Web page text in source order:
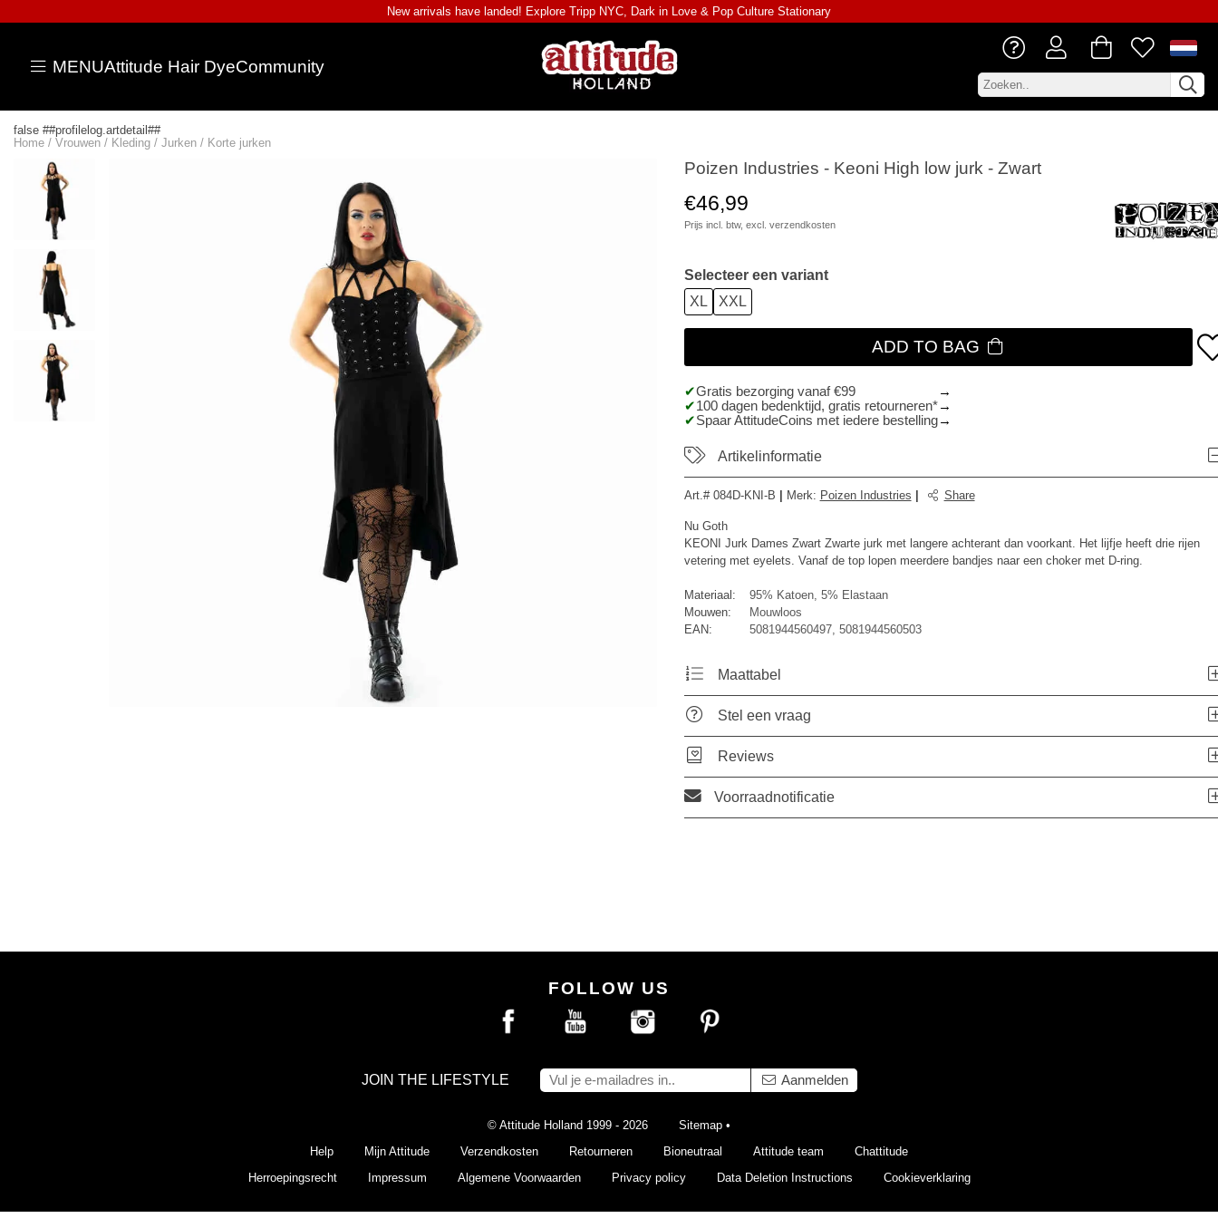
New arrivals have landed! Explore Tripp NYC, Dark in Love & Pop Culture Stationary
MENUAttitude Hair DyeCommunity
false ##profilelog.artdetail##
Home / Vrouwen / Kleding / Jurken / Korte jurken
Poizen Industries - Keoni High low jurk - Zwart
€46,99
Prijs incl. btw, excl. verzendkosten
Selecteer een variant
XL
XXL
ADD TO BAG
Gratis bezorging vanaf €99
100 dagen bedenktijd, gratis retourneren*
Spaar AttitudeCoins met iedere bestelling
Artikelinformatie
Art.# 084D-KNI-B Merk: Poizen Industries Share
Nu Goth
KEONI Jurk Dames Zwart Zwarte jurk met langere achterant dan voorkant. Het lijfje heeft drie rijen
vetering met eyelets. Vanaf de top lopen meerdere bandjes naar een choker met D-ring.
Materiaal:
95% Katoen, 5% Elastaan
Mouwen:
Mouwloos
EAN:
5081944560497, 5081944560503
Maattabel
Stel een vraag
Reviews
Voorraadnotificatie
FOLLOW US
JOIN THE LIFESTYLE Aanmelden
© Attitude Holland 1999 - 2026 Sitemap •
Help
Mijn Attitude Verzendkosten Retourneren Bioneutraal Attitude team
Chattitude
Herroepingsrecht
Impressum Algemene Voorwaarden Privacy policy Data Deletion Instructions Cookieverklaring